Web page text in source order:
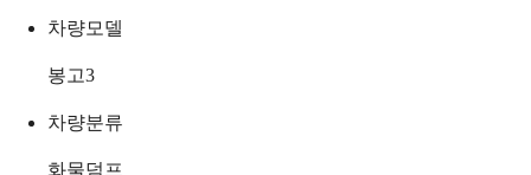
차량모델
봉고3
차량분류
화물덤프